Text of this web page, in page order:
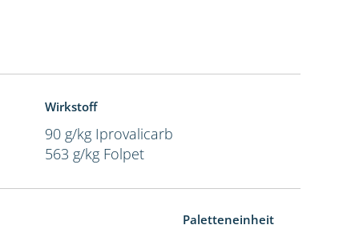
Wirkstoff
90 g/kg Iprovalicarb
563 g/kg Folpet
Paletteneinheit